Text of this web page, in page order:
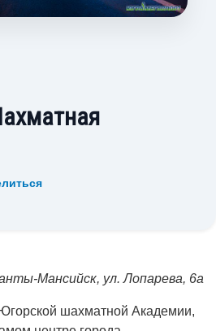
Мансийск, ул. Лопарева, 6а
шахматной Академии,